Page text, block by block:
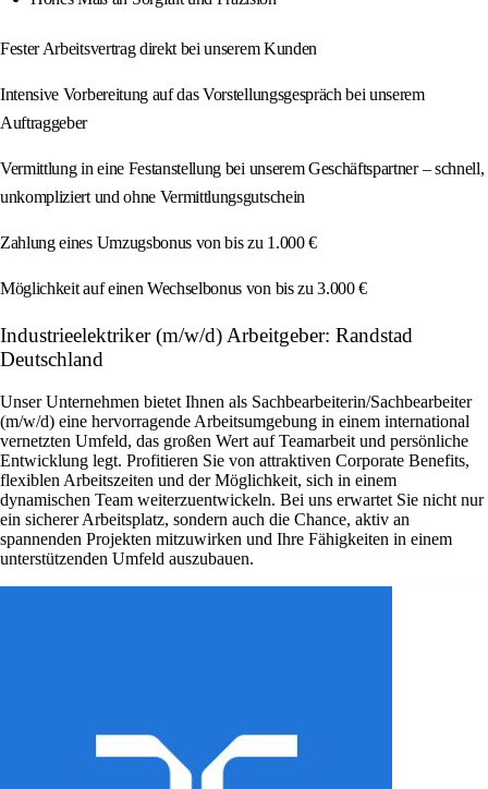
Fester Arbeitsvertrag direkt bei unserem Kunden
Intensive Vorbereitung auf das Vorstellungsgespräch bei unserem
Auftraggeber
Vermittlung in eine Festanstellung bei unserem Geschäftspartner – schnell,
unkompliziert und ohne Vermittlungsgutschein
Zahlung eines Umzugsbonus von bis zu 1.000 €
Möglichkeit auf einen Wechselbonus von bis zu 3.000 €
Industrieelektriker (m/w/d) Arbeitgeber: Randstad
Deutschland
Unser Unternehmen bietet Ihnen als Sachbearbeiterin/Sachbearbeiter
(m/w/d) eine hervorragende Arbeitsumgebung in einem international
vernetzten Umfeld, das großen Wert auf Teamarbeit und persönliche
Entwicklung legt. Profitieren Sie von attraktiven Corporate Benefits,
flexiblen Arbeitszeiten und der Möglichkeit, sich in einem
dynamischen Team weiterzuentwickeln. Bei uns erwartet Sie nicht nur
ein sicherer Arbeitsplatz, sondern auch die Chance, aktiv an
spannenden Projekten mitzuwirken und Ihre Fähigkeiten in einem
unterstützenden Umfeld auszubauen.